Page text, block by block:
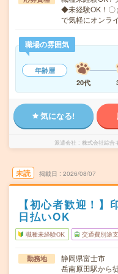
◆未経験OK！〇
で気軽にオンラ
職場の雰囲気
年齢層
20代
気になる!
派遣会社 株式会社綜合
未読 掲載日 2026/08/07
【初心者歓迎！
日払いOK
職種未経験OK 交通費別途
勤務地
静岡県富士市
岳南原田駅から